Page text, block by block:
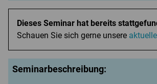
Dieses Seminar hat bereits
Schauen Sie sich gerne unsere
Seminarbeschreibung: